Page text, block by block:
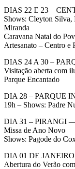
DIAS 22 E 23 –
Shows: Cleyton Silva,
Miranda
Caravana Natal do
Artesanato – Centro e
DIAS 24 A 30 –
Visitação aberta com
Parque Encantado
DIA 28 – PARQUE
19h – Shows: Padre
DIA 31 – PIRANGI
Missa de Ano Novo
Shows: Pagode do
DIA 01 DE
Abertura do Verão